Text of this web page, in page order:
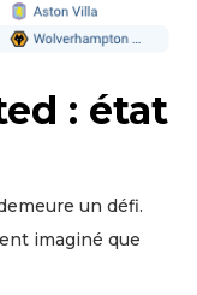
: état
un défi.
imaginé que